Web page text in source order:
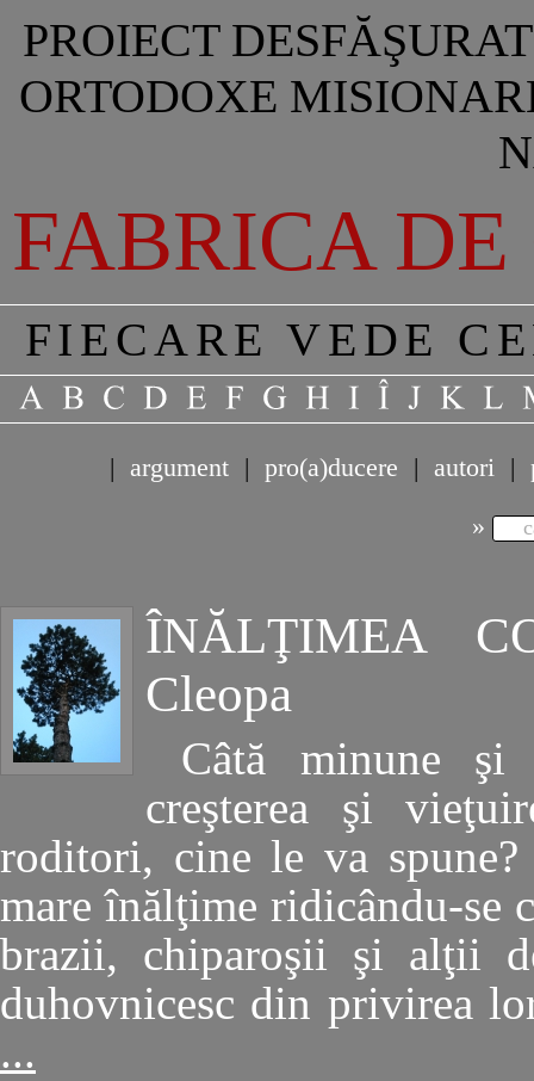
PROIECT
ORTODOXE
FABRICA
FIECARE VEDE
| argument | pro(a)ducere | autori |
»
ÎNĂLŢIMEA
Cleopa
Câtă minune şi
creşterea şi
roditori, cine le va
mare înălţime ridicându-se
brazii, chiparoşii şi alţii
duhovnicesc din privirea
...